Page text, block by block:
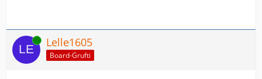
Online Lelle1605
Board-Grufti